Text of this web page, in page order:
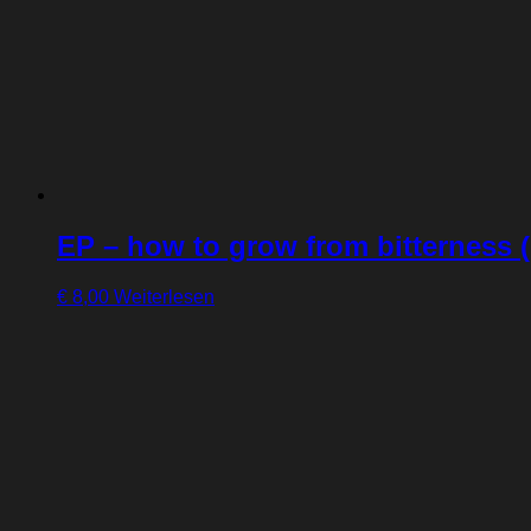
EP – how to grow from bitterness
€ 8,00 Weiterlesen